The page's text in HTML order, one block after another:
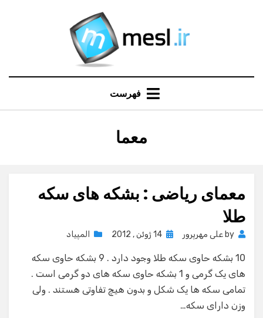
فهرست
برچسب
:
معما
معمای ریاضی : بشکه های سکه
طلا
by علی مهرپرور
Posted
14 ژوئن , 2012 المپیاد
10 بشکه حاوی سکه طلا وجود دارد . 9 بشکه حاوی سکه
های یک گرمی و 1 بشکه حاوی سکه های دو گرمی است .
تمامی سکه ها یک شکل و بدون هیچ تفاوتی هستند . ولی
وزن دارای سکه…